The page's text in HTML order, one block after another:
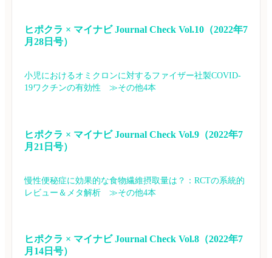
ヒポクラ × マイナビ Journal Check Vol.10（2022年7
月28日号）
小児におけるオミクロンに対するファイザー社製COVID-
19ワクチンの有効性　≫その他4本
ヒポクラ × マイナビ Journal Check Vol.9（2022年7
月21日号）
慢性便秘症に効果的な食物繊維摂取量は？：RCTの系統的
レビュー＆メタ解析　≫その他4本
ヒポクラ × マイナビ Journal Check Vol.8（2022年7
月14日号）